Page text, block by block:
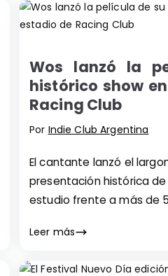
Wos lanzó la
histórico show
Racing Club
Por Indie Club Argentina
El cantante lanzó el
presentación histórica
estudio frente a más de
Leer más